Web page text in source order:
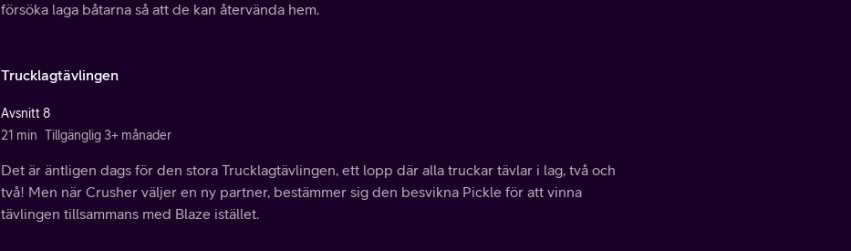
försöka laga båtarna så att de kan återvända hem.
Trucklagtävlingen
Avsnitt 8
21 min Tillgänglig 3+ månader
Det är äntligen dags för den stora Trucklagtävlingen, ett lopp där alla truckar tävlar i lag, två och
två! Men när Crusher väljer en ny partner, bestämmer sig den besvikna Pickle för att vinna
tävlingen tillsammans med Blaze istället.